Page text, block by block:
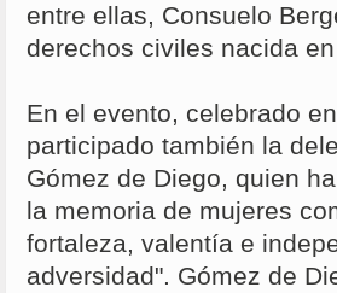
entre ellas, Consuelo
derechos civiles nacida
En el evento, celebrado
participado también la
Gómez de Diego, quien
la memoria de mujeres
fortaleza, valentía e
adversidad". Gómez de